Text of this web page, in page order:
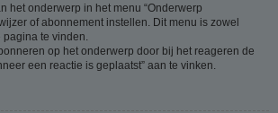
het onderwerp in het menu “Onderwerp
of abonnement instellen. Dit menu is zowel
te vinden.
op het onderwerp door bij het reageren de
een reactie is geplaatst” aan te vinken.